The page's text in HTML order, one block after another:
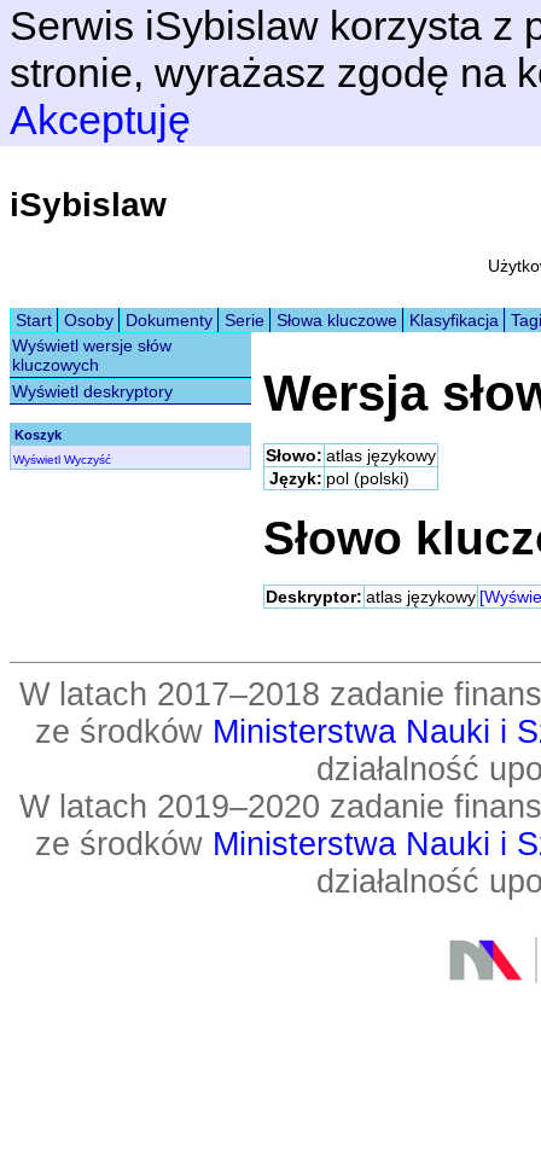
Serwis iSybislaw korzysta z
stronie, wyrażasz zgodę na
Akceptuję
iSybislaw
Start Osoby Dokumenty Serie Słowa kluczowe Klasyfikacja
Tagi
Wyświetl wersje słów
kluczowych
Wyświetl deskryptory
Koszyk
Wyświetl Wyczyść
Wersja
Słowo: atlas językowy
Język: pol (polski)
Słowo
Deskryptor: atlas językowy
W latach 2017–2018 zadanie
ze środków Ministerstwa Nauki i
działalność
W latach 2019–2020 zadanie
ze środków Ministerstwa Nauki i
działalność